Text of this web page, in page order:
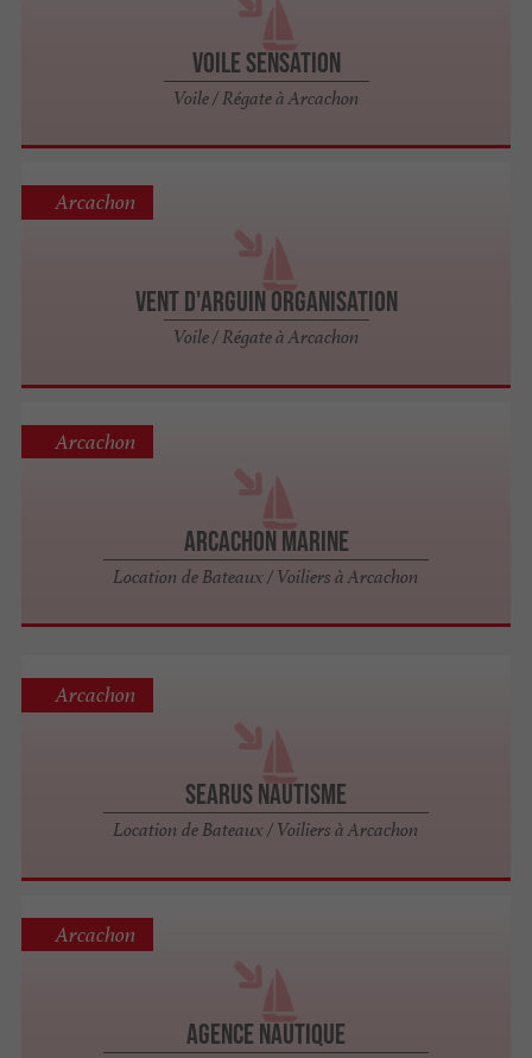
Voile sensation
Voile / Régate à Arcachon
Vent d'Arguin Organisation
Voile / Régate à Arcachon
Arcachon
Arcachon Marine
Location de Bateaux / Voiliers à Arcachon
Arcachon
Searus Nautisme
Location de Bateaux / Voiliers à Arcachon
Arcachon
Agence Nautique
Arcachon